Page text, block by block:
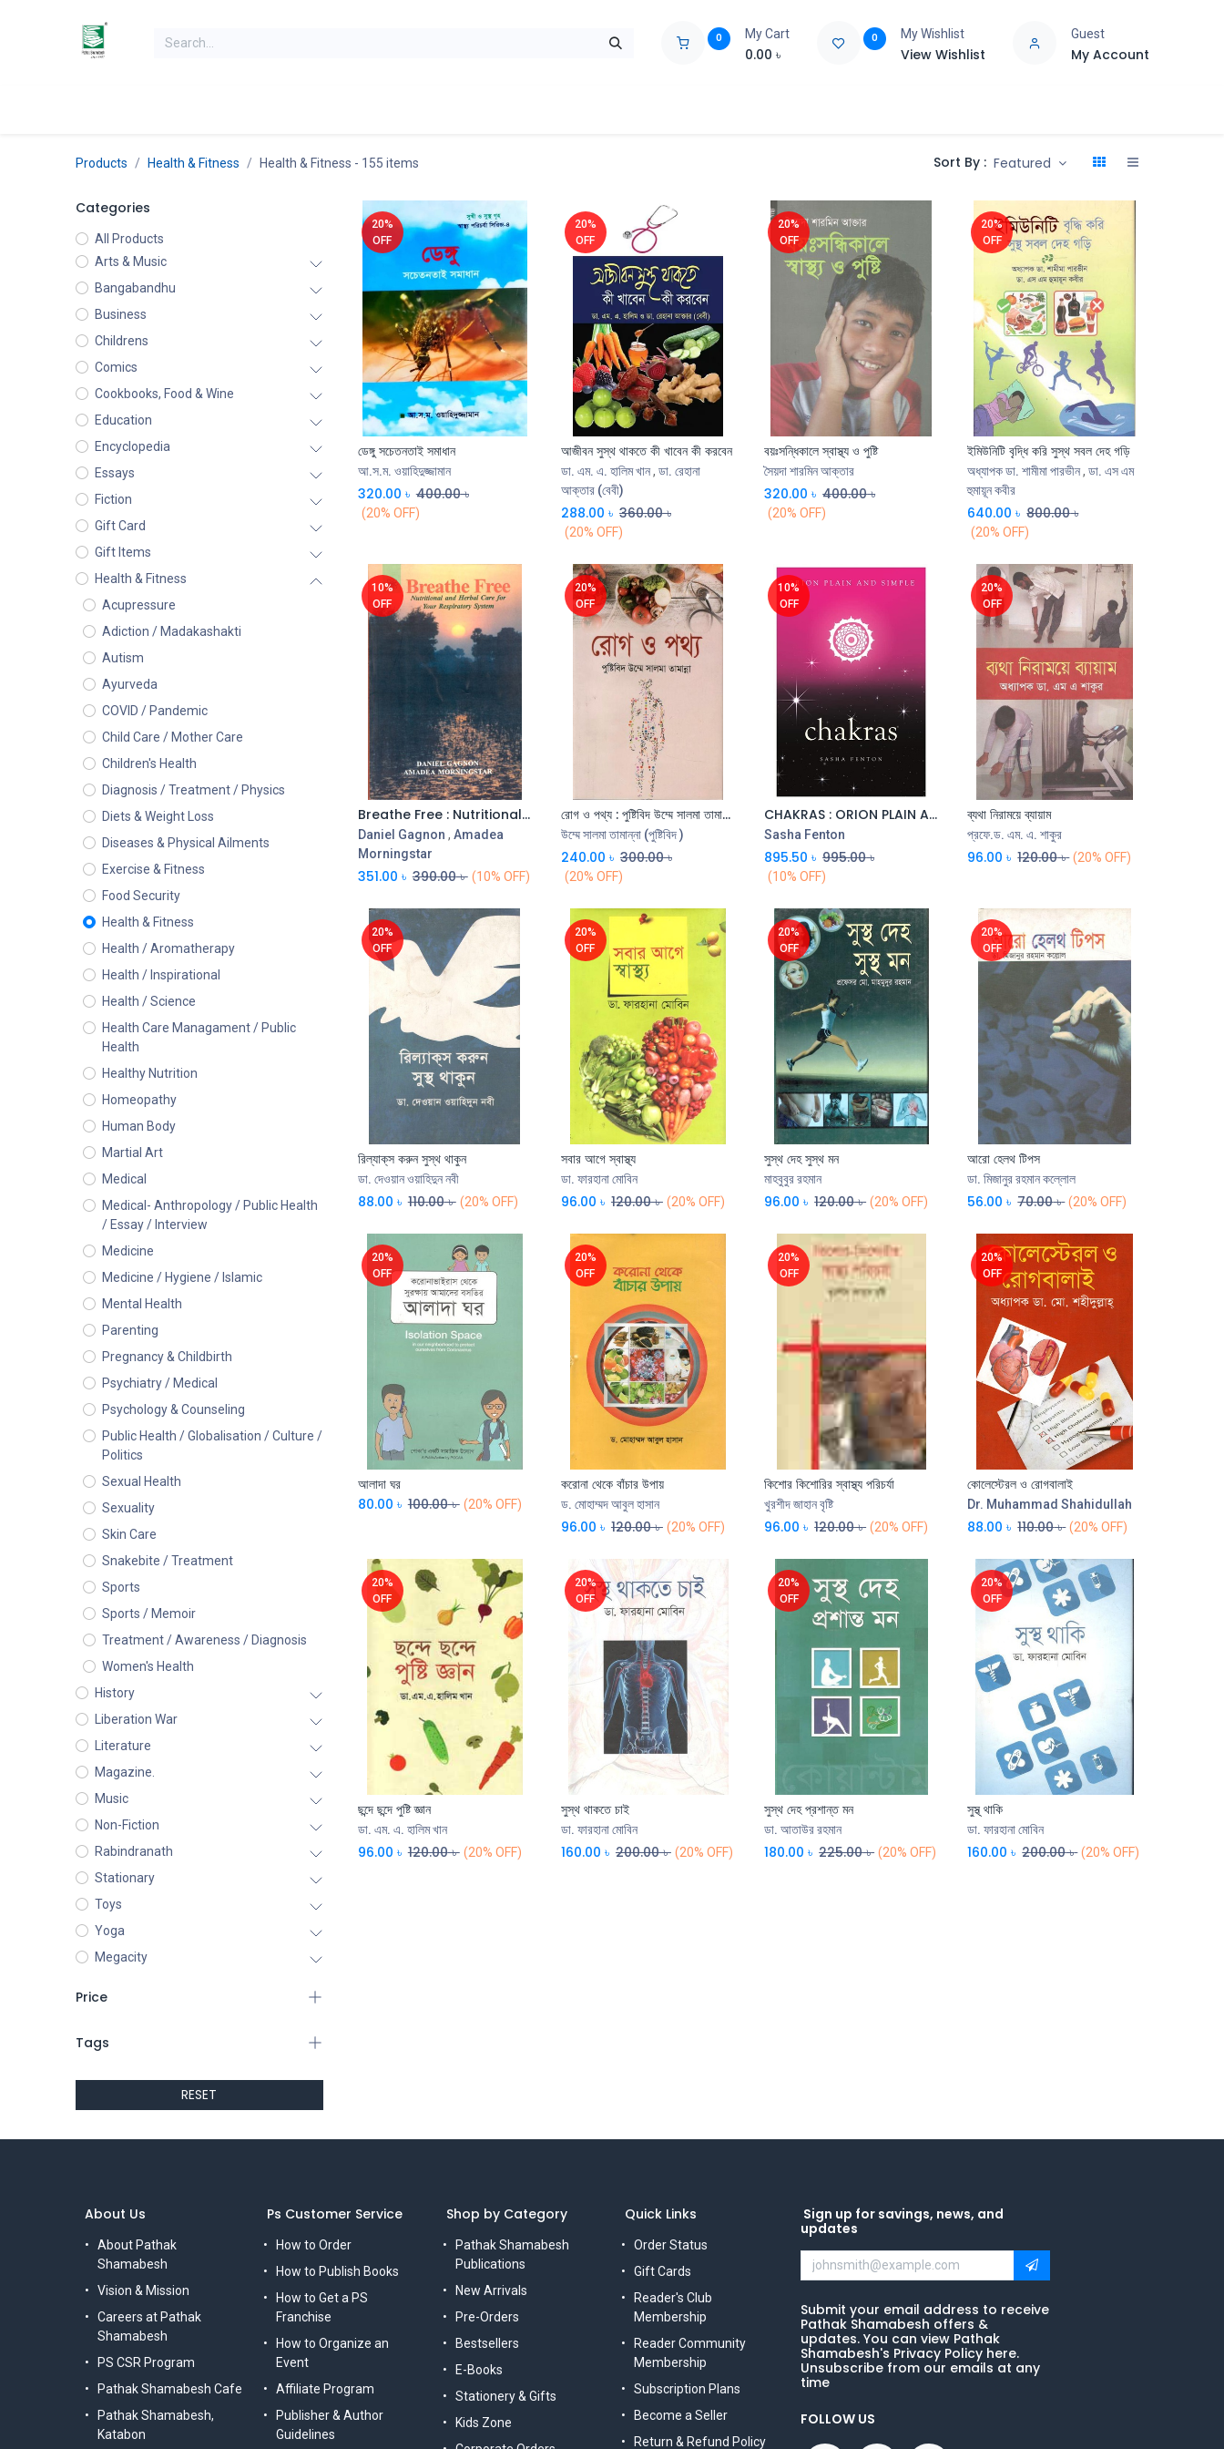
0 My Cart
0.00 ৳
0 My Wishlist
View Wishlist
Guest
My Account
Products Health & Fitness Health & Fitness - 155 items Sort By : Featured
Categories
All Products
Arts & Music
Bangabandhu
Business
Childrens
Comics
Cookbooks, Food & Wine
Education
Encyclopedia
Essays
Fiction
Gift Card
Gift Items
Health & Fitness
Acupressure
Adiction / Madakashakti
Autism
Ayurveda
COVID / Pandemic
Child Care / Mother Care
Children's Health
Diagnosis / Treatment / Physics
Diets & Weight Loss
Diseases & Physical Ailments
Exercise & Fitness
Food Security
Health & Fitness
Health / Aromatherapy
Health / Inspirational
Health / Science
Health Care Managament / Public
Health
Healthy Nutrition
Homeopathy
Human Body
Martial Art
Medical
Medical- Anthropology / Public Health
/ Essay / Interview
Medicine
Medicine / Hygiene / Islamic
Mental Health
Parenting
Pregnancy & Childbirth
Psychiatry / Medical
Psychology & Counseling
Public Health / Globalisation / Culture /
Politics
Sexual Health
Sexuality
Skin Care
Snakebite / Treatment
Sports
Sports / Memoir
Treatment / Awareness / Diagnosis
Women's Health
History
Liberation War
Literature
Magazine.
Music
Non-Fiction
Rabindranath
Stationary
Toys
Yoga
Megacity
Price
Tags
RESET
20%
OFF
Add to Cart
ডেঙ্গু সচেতনতাই সমাধান
আ.স.ম. ওয়াহিদুজ্জামান
320.00 ৳ 400.00৳
(20% OFF)
20%
OFF
Add to Cart
আজীবন সুস্থ থাকতে কী খাবেন কী করবেন
ডা. এম. এ. হালিম খান, ডা. রেহানা
আক্তার (বেবী)
288.00 ৳ 360.00৳
(20% OFF)
20%
OFF
Add to Cart
বয়ঃসন্ধিকালে স্বাস্থ্য ও পুষ্টি
সৈয়দা শারমিন আক্তার
320.00 ৳ 400.00৳
(20% OFF)
20%
OFF
Add to Cart
ইমিউনিটি বৃদ্ধি করি সুস্থ সবল দেহ গড়ি
অধ্যাপক ডা. শামীমা পারভীন,ডা. এস এম
হুমায়ূন কবীর
640.00 ৳ 800.00৳
(20% OFF)
10%
OFF
Add to Cart Breathe Free : Nutritional and Herbal Care for Your Respiratory System
Daniel Gagnon , Amadea
Morningstar
351.00 ৳ 390.00৳ (10% OFF)
20%
OFF
Add to Cart রোগ ও পথ্য : পুষ্টিবিদ উম্মে সালমা তামান্না
উম্মে সালমা তামান্না (পুষ্টিবিদ )
240.00 ৳ 300.00৳
(20% OFF)
10%
OFF
Add to Cart CHAKRAS : ORION PLAIN AND SIMPLE
Sasha Fenton
895.50 ৳ 995.00৳
(10% OFF)
20%
OFF
ব্যথা নিরাময়ে ব্যায়াম
প্রফে.ড. এম. এ. শাকুর
96.00 ৳ 120.00৳ (20% OFF)
20%
OFF
রিল্যাক্‌স করুন সুস্থ থাকুন
ডা. দেওয়ান ওয়াহিদুন নবী
88.00 ৳ 110.00৳ (20% OFF)
20%
OFF
সবার আগে স্বাস্থ্য
ডা. ফারহানা মোবিন
96.00 ৳ 120.00৳ (20% OFF)
20%
OFF
সুস্থ দেহ সুস্থ মন
মাহবুবুর রহমান
96.00 ৳ 120.00৳ (20% OFF)
20%
OFF
আরো হেলথ টিপস
ডা. মিজানুর রহমান কল্লোল
56.00 ৳ 70.00৳ (20% OFF)
20%
OFF
আলাদা ঘর
80.00 ৳ 100.00৳ (20% OFF)
20%
OFF
করোনা থেকে বাঁচার উপায়
ড. মোহাম্মদ আবুল হাসান
96.00 ৳ 120.00৳ (20% OFF)
20%
OFF
কিশোর কিশোরির স্বাস্থ্য পরিচর্যা
খুরশীদ জাহান বৃষ্টি
96.00 ৳ 120.00৳ (20% OFF)
20%
OFF
কোলেস্টেরল ও রোগবালাই
Dr. Muhammad Shahidullah
88.00 ৳ 110.00৳ (20% OFF)
20%
OFF
ছন্দে ছন্দে পুষ্টি জ্ঞান
ডা. এম. এ. হালিম খান
96.00 ৳ 120.00৳ (20% OFF)
20%
OFF
সুস্থ থাকতে চাই
ডা. ফারহানা মোবিন
160.00 ৳ 200.00৳ (20% OFF)
20%
OFF
সুস্থ দেহ প্রশান্ত মন
ডা. আতাউর রহমান
180.00 ৳ 225.00৳ (20% OFF)
20%
OFF
সুস্থ্ থাকি
ডা. ফারহানা মোবিন
160.00 ৳ 200.00৳ (20% OFF)
Ps Customer Service
How to Order
How to Publish Books
How to Get a PS
Franchise
How to Organize an
Event
Affiliate Program
Publisher & Author
Guidelines
Shop by Category
Pathak Shamabesh
Publications
New Arrivals
Pre-Orders
Bestsellers
E-Books
Stationery & Gifts
Kids Zone
Quick Links
Order Status
Gift Cards
Reader's Club
Membership
Reader Community
Membership
Subscription Plans
Become a Seller
Return & Refund Policy
Sign up for savings, news, and
updates
Submit your email address to receive
Pathak Shamabesh offers &
updates. You can view Pathak
Shamabesh's Privacy Policy here.
Unsubscribe from our emails at any
time
FOLLOW US
About Us
About Pathak
Shamabesh
Vision & Mission
Careers at Pathak
Shamabesh
PS CSR Program
Pathak Shamabesh Cafe
Pathak Shamabesh,
Katabon